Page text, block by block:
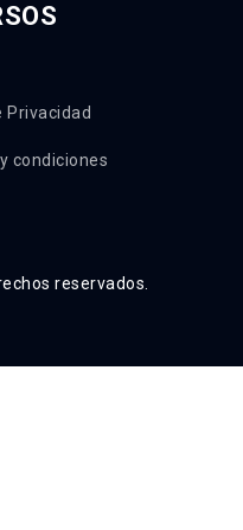
Privacidad
condiciones
reservados.